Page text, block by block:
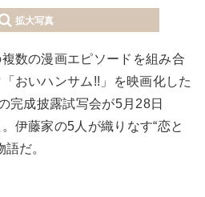
拡大写真
数の漫画エピソードを組み合
おいハンサム!!」を映画化した
完成披露試写会が5月28日
伊藤家の5人が織りなす“恋と
だ。